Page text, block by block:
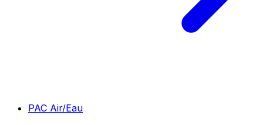
PAC Air/Eau